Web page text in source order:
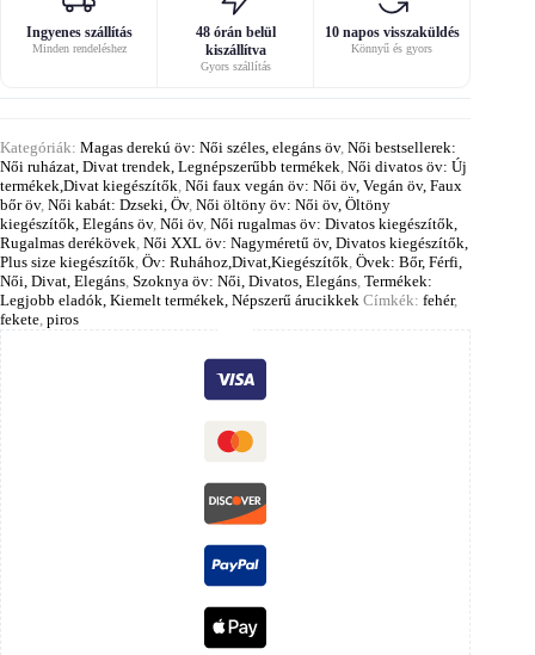
Ingyenes szállítás
Minden rendeléshez
48 órán belül
kiszállítva
Gyors szállítás
10 napos visszaküldés
Könnyű és gyors
Kategóriák: Magas derekú öv: Női széles, elegáns öv, Női bestsellerek:
Női ruházat, Divat trendek, Legnépszerűbb termékek Női divatos öv: Új
termékek,Divat kiegészítők Női faux vegán öv: Női öv, Vegán öv, Faux
bőr öv, Női kabát: Dzseki, Öv, Női öltöny öv: Női öv, Öltöny
kiegészítők, Elegáns öv, Női öv, Női rugalmas öv: Divatos kiegészítők,
Rugalmas derékövek Női XXL öv: Nagyméretű öv, Divatos kiegészítők,
Plus size kiegészítők Öv: Ruhához,Divat,Kiegészítők Övek: Bőr, Férfi,
Női, Divat, Elegáns Szoknya öv: Női, Divatos, Elegáns Termékek:
Legjobb eladók, Kiemelt termékek, Népszerű árucikkek Címkék: fehér,
fekete piros